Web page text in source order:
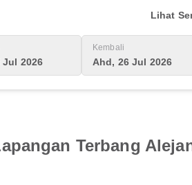
Lihat
Jul 2026
Kembali
Ahd, 26 Jul 2026
Terbang